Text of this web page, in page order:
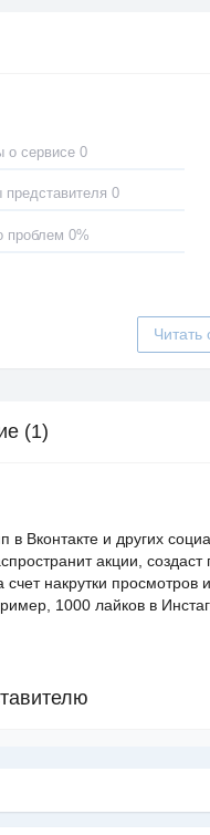
о сервисе 0
представителя 0
проблем 0%
Читать
(1)
в Вконтакте и других
акции,
счет накрутки
1000 лайков в